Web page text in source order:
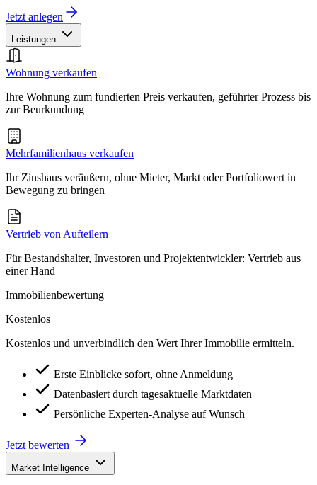
Jetzt anlegen
Leistungen
Wohnung verkaufen
Ihre Wohnung zum fundierten Preis verkaufen, geführter Prozess bis
zur Beurkundung
Mehrfamilienhaus verkaufen
Ihr Zinshaus veräußern, ohne Mieter, Markt oder Portfoliowert in
Bewegung zu bringen
Vertrieb von Aufteilern
Für Bestandshalter, Investoren und Projektentwickler: Vertrieb aus
einer Hand
Immobilienbewertung
Kostenlos
Kostenlos und unverbindlich den Wert Ihrer Immobilie ermitteln.
Erste Einblicke sofort, ohne Anmeldung
Datenbasiert durch tagesaktuelle Marktdaten
Persönliche Experten-Analyse auf Wunsch
Jetzt bewerten
Market Intelligence